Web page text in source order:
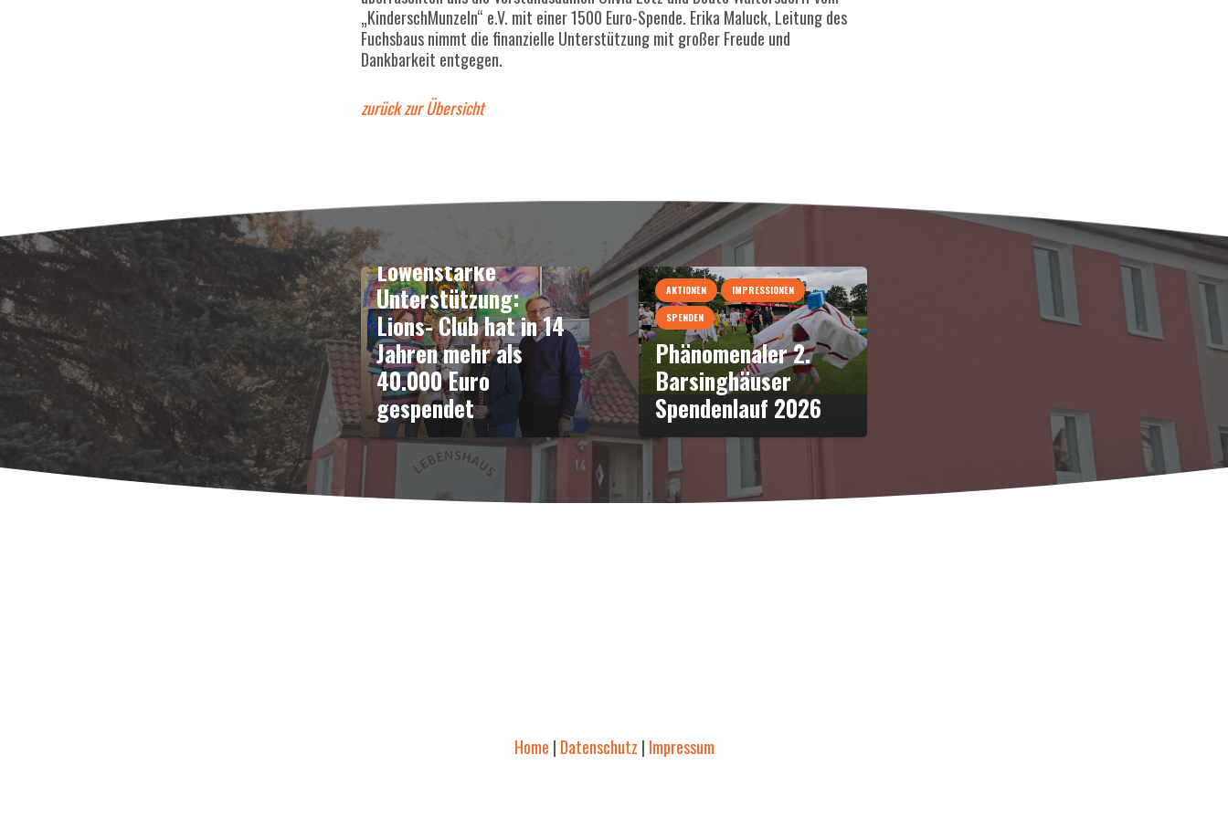
„KinderschMunzeln“ e.V. mit einer 1500 Euro-Spende. Erika Maluck, Leitung des
Fuchsbaus nimmt die finanzielle Unterstützung mit großer Freude und
Dankbarkeit entgegen.
zurück zur Übersicht
Löwenstarke
Unterstützung:
Lions- Club hat in 14
Jahren mehr als
40.000 Euro
gespendet
AKTIONEN
IMPRESSIONEN
SPENDEN
Phänomenaler 2.
Barsinghäuser
Spendenlauf 2026
Home | Datenschutz | Impressum